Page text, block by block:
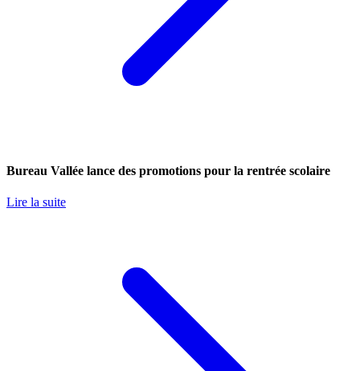
Bureau Vallée lance des promotions pour la rentrée scolaire
Lire la suite